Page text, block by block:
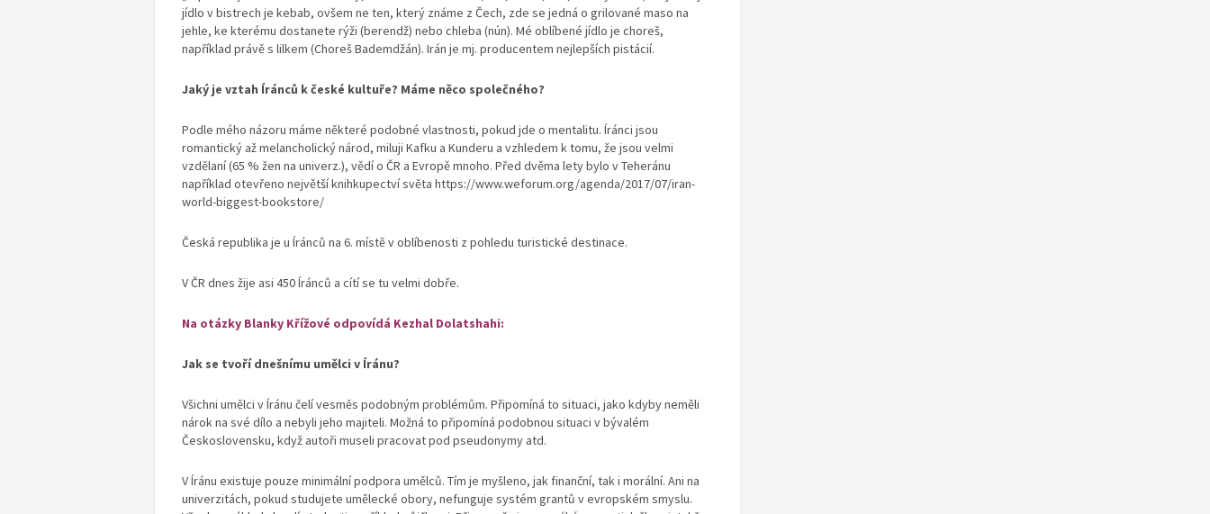
jídlo v bistrech je kebab, ovšem ne ten, který známe z Čech, zde se jedná o grilované maso na
jehle, ke kterému dostanete rýži (berendž) nebo chleba (nún). Mé oblíbené jídlo je choreš,
například právě s lilkem (Choreš Bademdžán). Irán je mj. producentem nejlepších pistácií.
Jaký je vztah Íránců k české kultuře? Máme něco společného?
Podle mého názoru máme některé podobné vlastnosti, pokud jde o mentalitu. Íránci jsou
romantický až melancholický národ, miluji Kafku a Kunderu a vzhledem k tomu, že jsou velmi
vzdělaní (65 % žen na univerz.), vědí o ČR a Evropě mnoho. Před dvěma lety bylo v Teheránu
například otevřeno největší knihkupectví světa https://www.weforum.org/agenda/2017/07/iran-
world-biggest-bookstore/
Česká republika je u Íránců na 6. místě v oblíbenosti z pohledu turistické destinace.
V ČR dnes žije asi 450 Íránců a cítí se tu velmi dobře.
Na otázky Blanky Křížové odpovídá Kezhal Dolatshahi:
Jak se tvoří dnešnímu umělci v Íránu?
Všichni umělci v Íránu čelí vesměs podobným problémům. Připomíná to situaci, jako kdyby neměli
nárok na své dílo a nebyli jeho majiteli. Možná to připomíná podobnou situaci v bývalém
Československu, když autoři museli pracovat pod pseudonymy atd.
V Íránu existuje pouze minimální podpora umělců. Tím je myšleno, jak finanční, tak i morální. Ani na
univerzitách, pokud studujete umělecké obory, nefunguje systém grantů v evropském smyslu.